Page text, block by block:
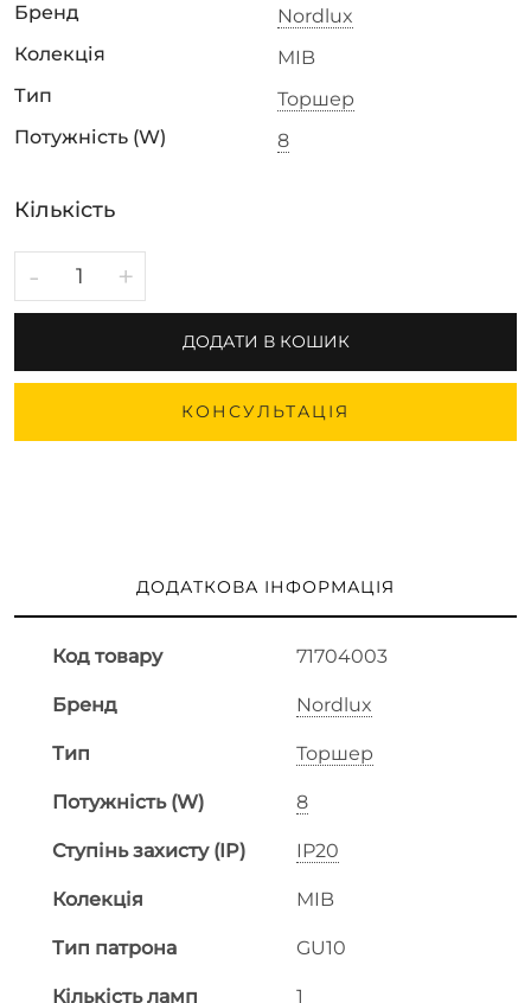
Бренд
Nordlux
Колекція
MIB
Тип
Торшер
Потужність (W)
8
Кількість
- +
ДОДАТИ В КОШИК
КОНСУЛЬТАЦІЯ
ДОДАТКОВА ІНФОРМАЦІЯ
Код товару 71704003
Бренд Nordlux
Тип Торшер
Потужність (W) 8
Ступінь захисту (IP) IP20
Колекція MIB
Тип патрона GU10
Кількість ламп 1